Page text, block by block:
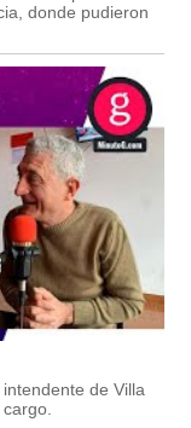
donde pudieron
de Villa